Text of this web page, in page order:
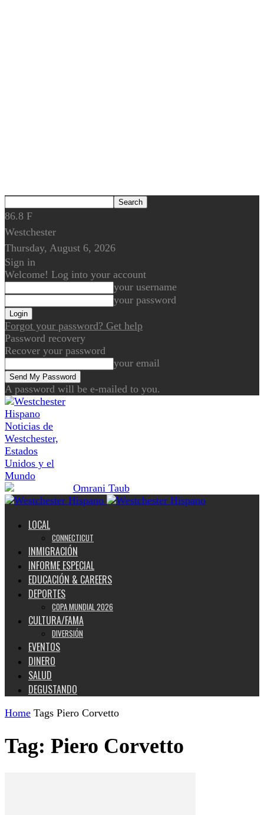
86.8 F
Westchester
Thursday, August 6, 2026
Sign in
Welcome! Log into your account
your username
your password
Forgot your password? Get help
Password recovery
Recover your password
your email
A password will be e-mailed to you.
Noticias de
Westchester,
Estados
Unidos y el
Mundo
LOCAL
CONNECTICUT
INMIGRACIÓN
INFORME ESPECIAL
EDUCACIÓN & CAREERS
DEPORTES
COPA MUNDIAL 2026
CULTURA/FAMA
DIVERSIÓN
EVENTOS
DINERO
SALUD
DEGUSTANDO
Home Tags Piero Corvetto
Tag: Piero Corvetto